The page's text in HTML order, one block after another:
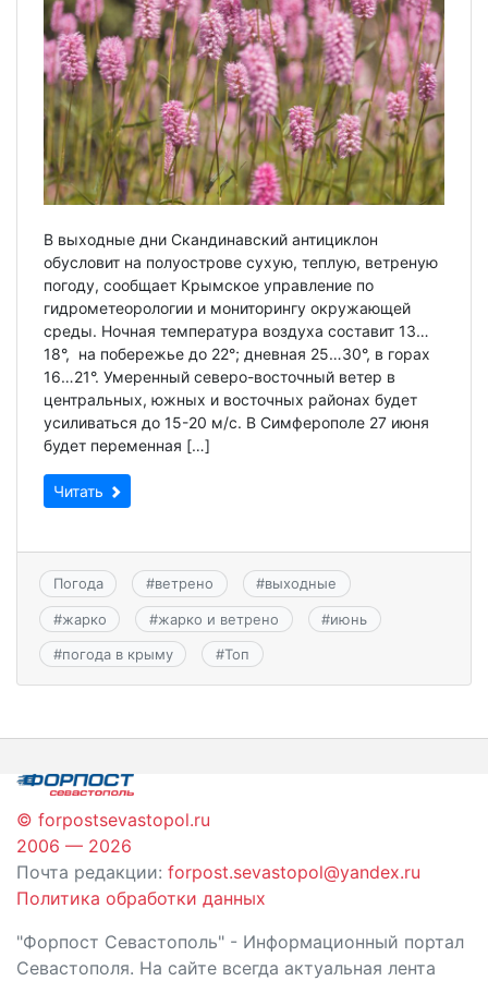
В выходные дни Скандинавский антициклон
обусловит на полуострове сухую, теплую, ветреную
погоду, сообщает Крымское управление по
гидрометеорологии и мониторингу окружающей
среды. Ночная температура воздуха составит 13…
18°, на побережье до 22°; дневная 25…30°, в горах
16…21°. Умеренный северо-восточный ветер в
центральных, южных и восточных районах будет
усиливаться до 15-20 м/с. В Симферополе 27 июня
будет переменная […]
Читать
Погода #ветрено #выходные
#жарко #жарко и ветрено #июнь
#погода в крыму #Топ
© forpostsevastopol.ru
2006 — 2026
Почта редакции: forpost.sevastopol@yandex.ru
Политика обработки данных
"Форпост Севастополь" - Информационный портал
Севастополя. На сайте всегда актуальная лента